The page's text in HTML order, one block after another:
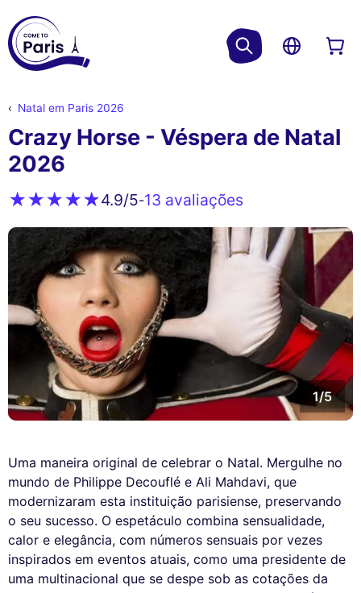
Natal em Paris 2026
Crazy Horse - Véspera de Natal
2026
4.9/5-13 avaliações
1/5
Uma maneira original de celebrar o Natal. Mergulhe no
mundo de Philippe Decouflé e Ali Mahdavi, que
modernizaram esta instituição parisiense, preservando
o seu sucesso. O espetáculo combina sensualidade,
calor e elegância, com números sensuais por vezes
inspirados em eventos atuais, como uma presidente de
uma multinacional que se despe sob as cotações da